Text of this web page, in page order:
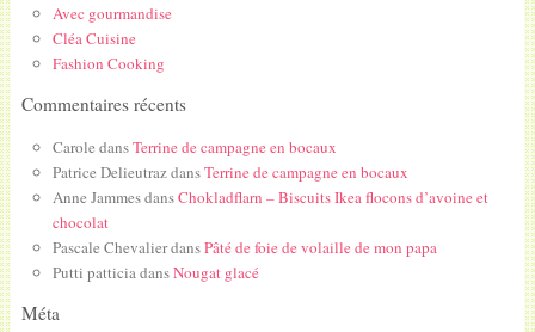
Avec gourmandise
Cléa Cuisine
Fashion Cooking
Commentaires récents
Carole dansTerrine de campagne en bocaux
Patrice DelieutrazdansTerrine de campagne en bocaux
Anne JammesdansChokladflarn – Biscuits Ikea flocons d’avoine et
chocolat
Pascale ChevalierdansPâté de foie de volaille de mon papa
Putti patticiadansNougat glacé
Méta